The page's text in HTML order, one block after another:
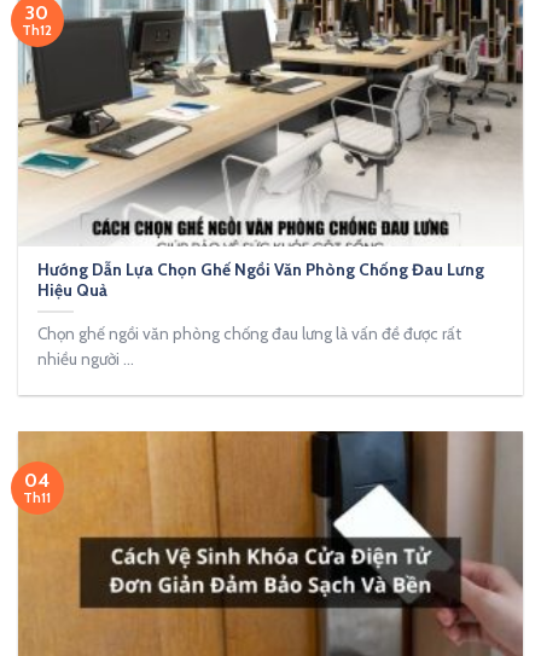
Hướng Dẫn Lựa Chọn Ghế Ngồi Văn Phòng Chống Đau Lưng
Hiệu Quả
Chọn ghế ngồi văn phòng chống đau lưng là vấn đề được rất
nhiều người ...
30
Th12
04
Th11